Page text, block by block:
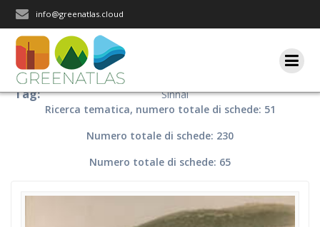
info@greenatlas.cloud
Tag:
Sinnai
Ricerca tematica, numero totale di schede: 51
Numero totale di schede: 230
Numero totale di schede: 65